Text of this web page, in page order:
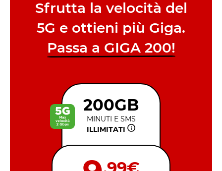
Sfrutta la velocità del
5G e ottieni più Giga.
Passa a GIGA 200!